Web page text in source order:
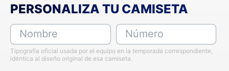
PERSONALIZA TU CAMISETA
Nombre Número
Tipografía oficial usada por el equipo en la temporada correspondiente,
idéntica al diseño original de esa camiseta.